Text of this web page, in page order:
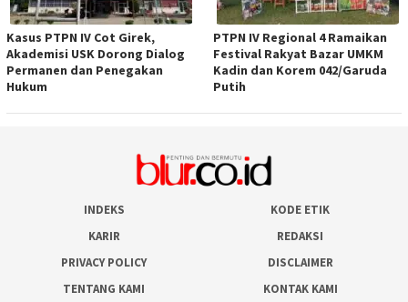
Kasus PTPN IV Cot Girek,
Akademisi USK Dorong Dialog
Permanen dan Penegakan
Hukum
PTPN IV Regional 4 Ramaikan
Festival Rakyat Bazar UMKM
Kadin dan Korem 042/Garuda
Putih
INDEKS
KODE ETIK
KARIR
REDAKSI
PRIVACY POLICY
DISCLAIMER
TENTANG KAMI
KONTAK KAMI